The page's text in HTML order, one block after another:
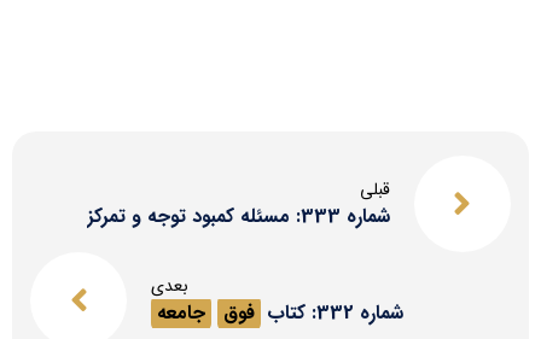
قبلی
شماره 333: مسئله کمبود توجه و تمرکز
بعدی
شماره 332: کتاب فوق جامعه